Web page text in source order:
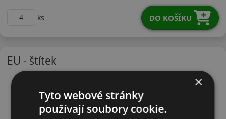
ks DO KOŠÍKU
EU - štítek
×
Tyto webové stránky
používají soubory cookie.